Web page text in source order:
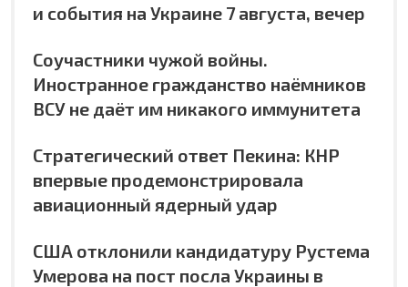
и события на Украине 7 августа, вечер
Соучастники чужой войны.
Иностранное гражданство наёмников
ВСУ не даёт им никакого иммунитета
Стратегический ответ Пекина: КНР
впервые продемонстрировала
авиационный ядерный удар
США отклонили кандидатуру Рустема
Умерова на пост посла Украины в